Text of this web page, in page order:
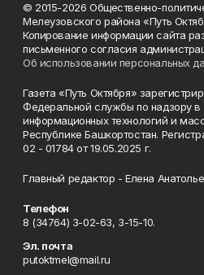
© 2015-2026 Общественно-
Мелеузовского района «Путь
Копирование информации сайта
письменного согласия
Об использовании персональных
Газета «Путь Октября»
Федеральной службы по надзору в
информационных технологий и
Республике Башкортостан.
02 - 01784 от 19.05.2025 г.
Главный редактор - Елена
Телефон
8 (34764) 3-02-63, 3-15-10.
Эл. почта
putoktmel@mail.ru